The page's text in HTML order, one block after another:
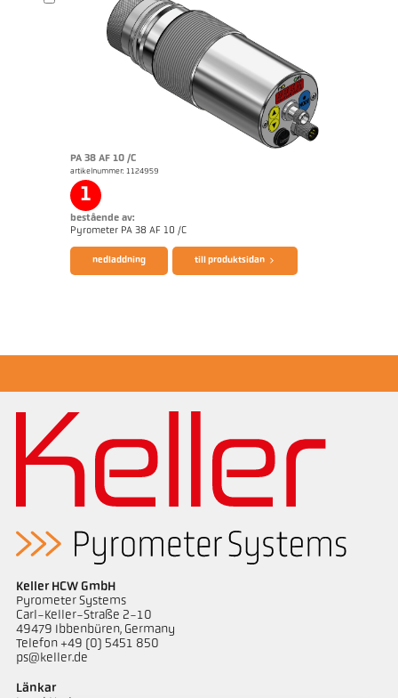
broschyr CellaTemp PA applikationsrapport Semiconductor industry
PA 38 AF 10 /C
artikelnummer: 1124959
1
bestående av:
Pyrometer PA 38 AF 10 /C
nedladdning till produktsidan
Keller HCW GmbH
Pyrometer Systems
Carl-Keller-Straße 2-10
49479 Ibbenbüren, Germany
Telefon +49 (0) 5451 850
ps@keller.de
Länkar